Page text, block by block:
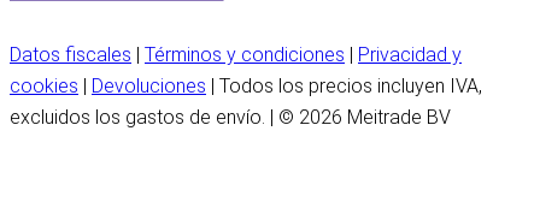
Datos fiscales Términos y condiciones
Privacidad y
cookies
Devoluciones | Todos los precios incluyen IVA,
excluidos los gastos de envío. | © 2026 Meitrade BV